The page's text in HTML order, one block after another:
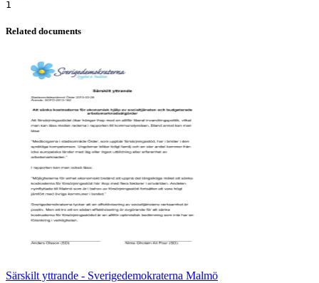
Related documents
Särskilt yttrande - Sverigedemokraterna Malmö